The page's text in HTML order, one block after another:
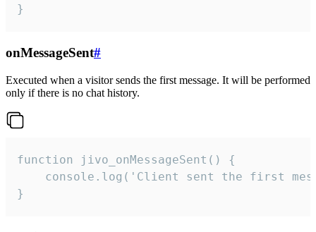
}
onMessageSent#
Executed when a visitor sends the first message. It will be performed
only if there is no chat history.
function jivo_onMessageSent() {
console.log('Client sent the first
}